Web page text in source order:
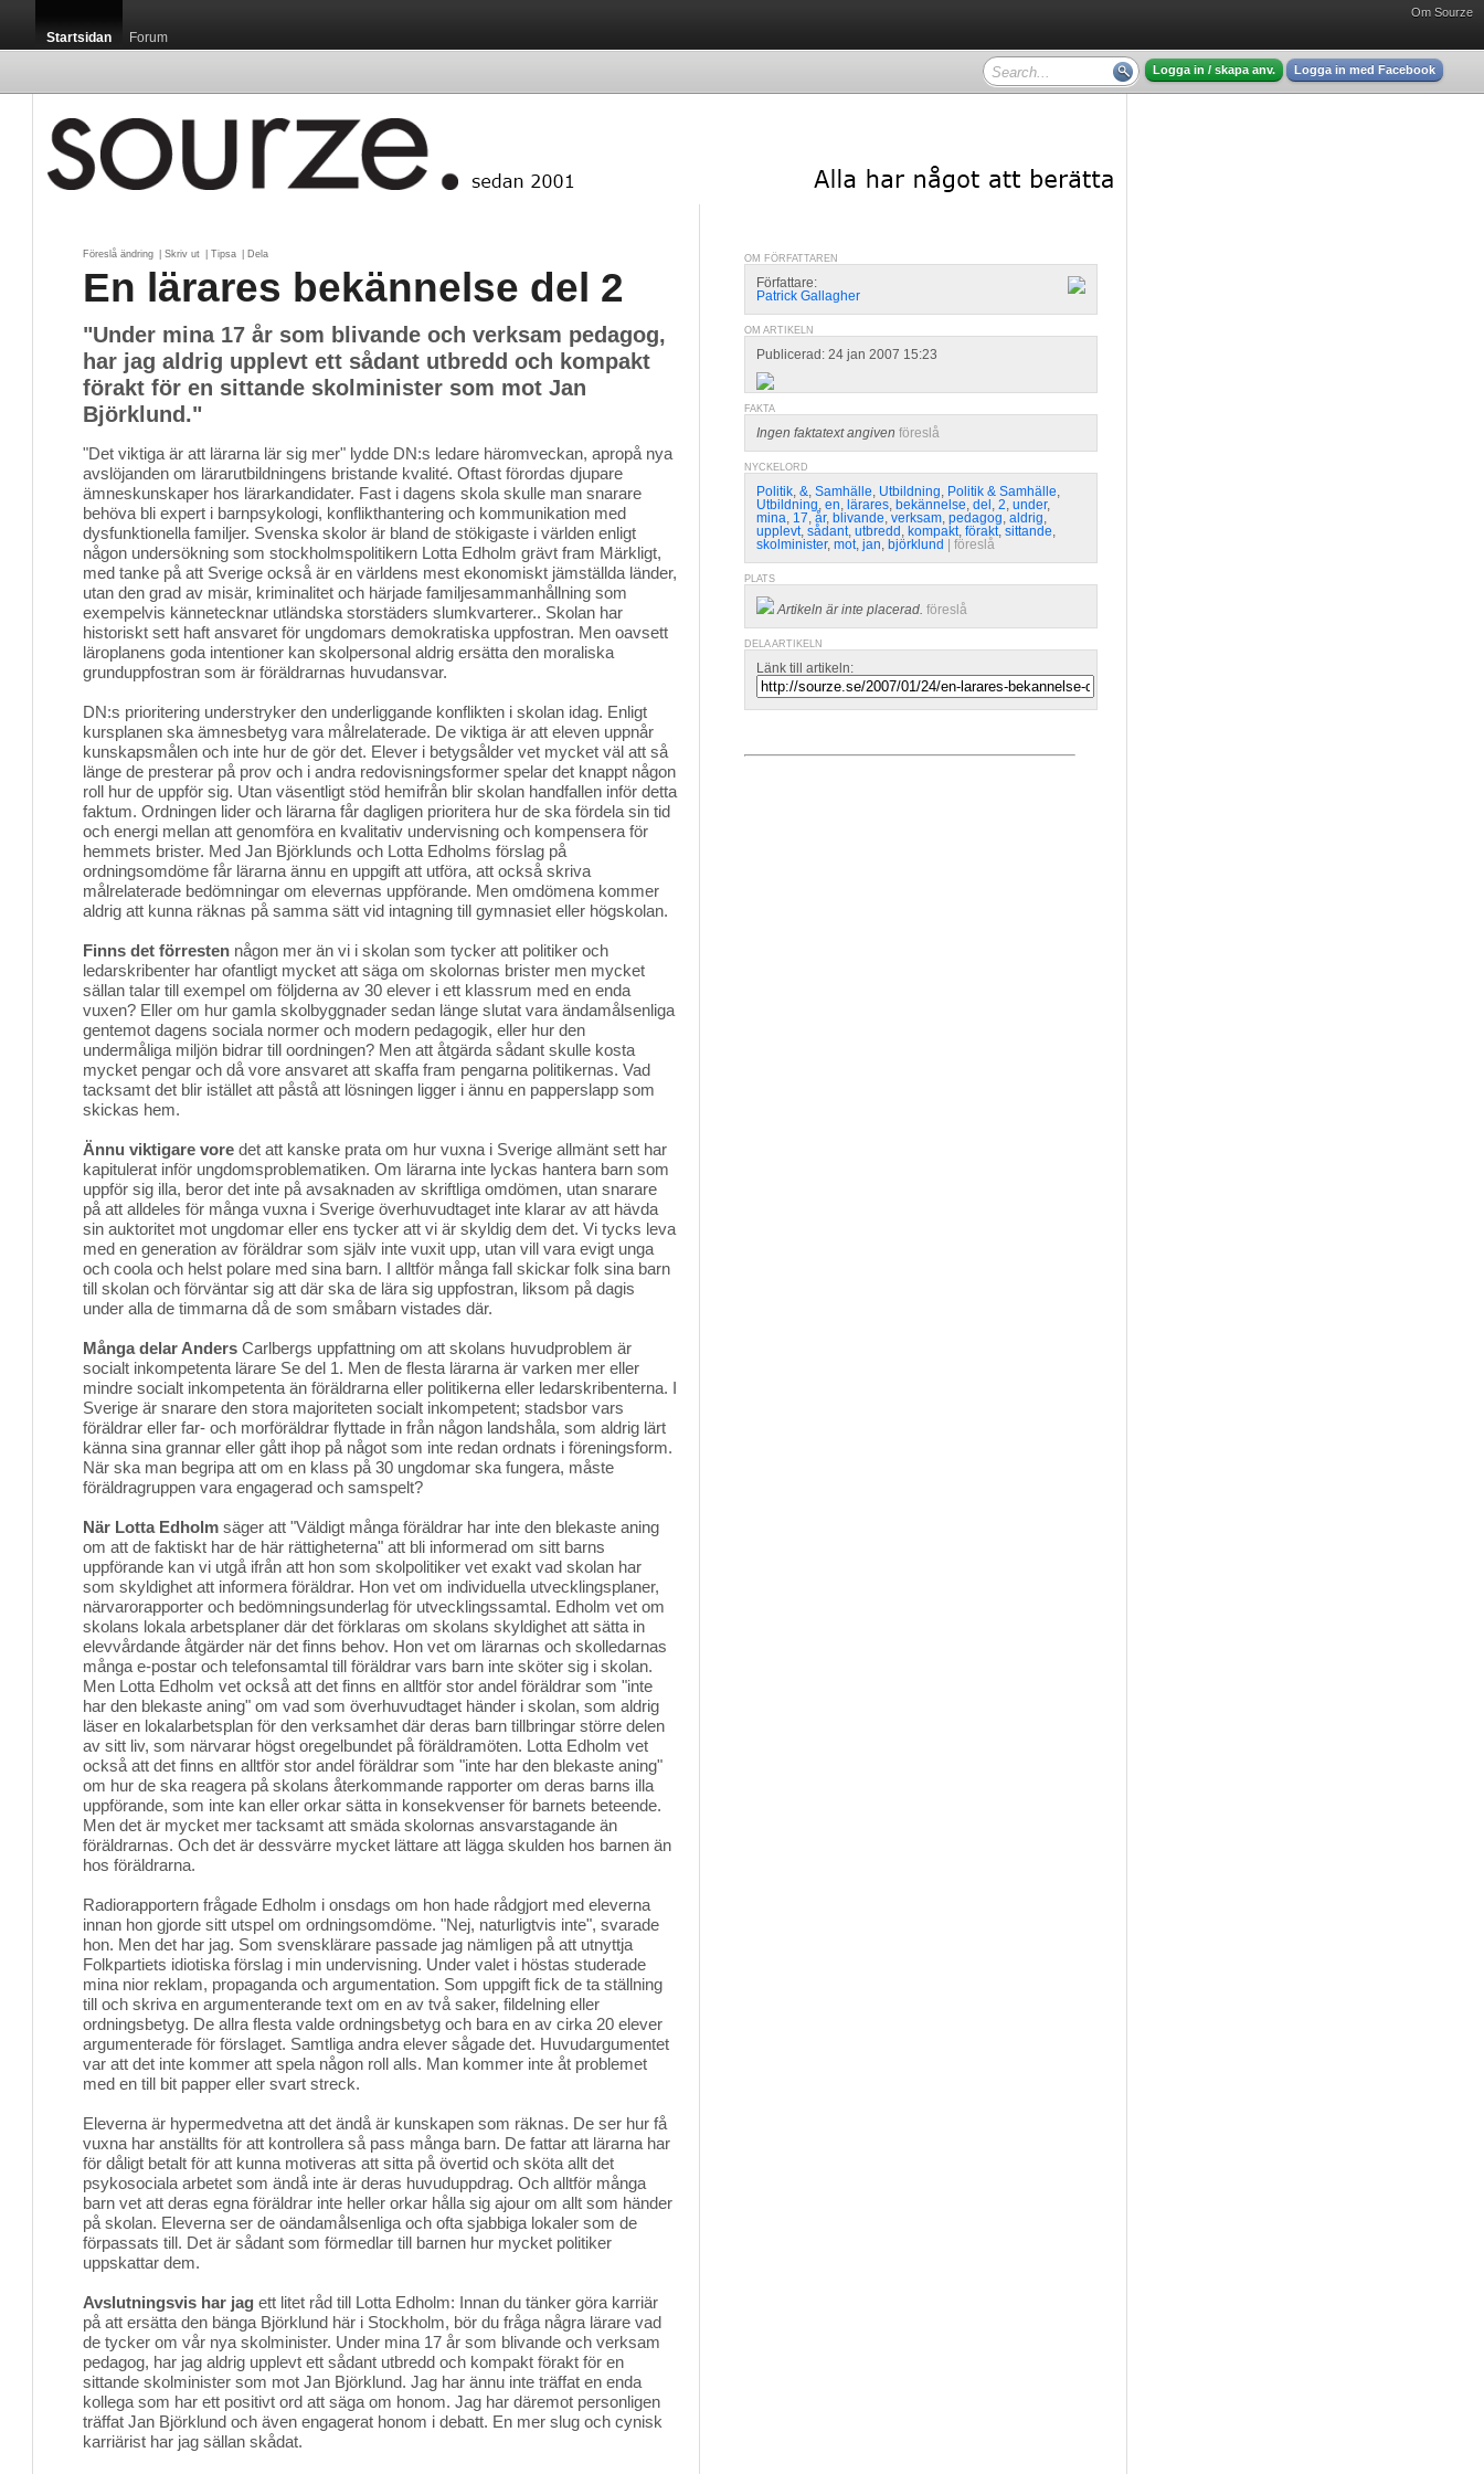
Om Sourze
Startsidan Forum
Logga in / skapa anv. Logga in med Facebook
Föreslå ändring Skriv ut Tipsa Dela
En lärares bekännelse del 2
"Under mina 17 år som blivande och verksam pedagog,
har jag aldrig upplevt ett sådant utbredd och kompakt
förakt för en sittande skolminister som mot Jan
Björklund."
"Det viktiga är att lärarna lär sig mer" lydde DN:s ledare häromveckan, apropå nya
avslöjanden om lärarutbildningens bristande kvalité. Oftast förordas djupare
ämneskunskaper hos lärarkandidater. Fast i dagens skola skulle man snarare
behöva bli expert i barnpsykologi, konflikthantering och kommunikation med
dysfunktionella familjer. Svenska skolor är bland de stökigaste i världen enligt
någon undersökning som stockholmspolitikern Lotta Edholm grävt fram Märkligt,
med tanke på att Sverige också är en världens mest ekonomiskt jämställda länder,
utan den grad av misär, kriminalitet och härjade familjesammanhållning som
exempelvis kännetecknar utländska storstäders slumkvarterer.. Skolan har
historiskt sett haft ansvaret för ungdomars demokratiska uppfostran. Men oavsett
läroplanens goda intentioner kan skolpersonal aldrig ersätta den moraliska
grunduppfostran som är föräldrarnas huvudansvar.
DN:s prioritering understryker den underliggande konflikten i skolan idag. Enligt
kursplanen ska ämnesbetyg vara målrelaterade. De viktiga är att eleven uppnår
kunskapsmålen och inte hur de gör det. Elever i betygsålder vet mycket väl att så
länge de presterar på prov och i andra redovisningsformer spelar det knappt någon
roll hur de uppför sig. Utan väsentligt stöd hemifrån blir skolan handfallen inför detta
faktum. Ordningen lider och lärarna får dagligen prioritera hur de ska fördela sin tid
och energi mellan att genomföra en kvalitativ undervisning och kompensera för
hemmets brister. Med Jan Björklunds och Lotta Edholms förslag på
ordningsomdöme får lärarna ännu en uppgift att utföra, att också skriva
målrelaterade bedömningar om elevernas uppförande. Men omdömena kommer
aldrig att kunna räknas på samma sätt vid intagning till gymnasiet eller högskolan.
Finns det förresten någon mer än vi i skolan som tycker att politiker och
ledarskribenter har ofantligt mycket att säga om skolornas brister men mycket
sällan talar till exempel om följderna av 30 elever i ett klassrum med en enda
vuxen? Eller om hur gamla skolbyggnader sedan länge slutat vara ändamålsenliga
gentemot dagens sociala normer och modern pedagogik, eller hur den
undermåliga miljön bidrar till oordningen? Men att åtgärda sådant skulle kosta
mycket pengar och då vore ansvaret att skaffa fram pengarna politikernas. Vad
tacksamt det blir istället att påstå att lösningen ligger i ännu en papperslapp som
skickas hem.
Ännu viktigare vore det att kanske prata om hur vuxna i Sverige allmänt sett har
kapitulerat inför ungdomsproblematiken. Om lärarna inte lyckas hantera barn som
uppför sig illa, beror det inte på avsaknaden av skriftliga omdömen, utan snarare
på att alldeles för många vuxna i Sverige överhuvudtaget inte klarar av att hävda
sin auktoritet mot ungdomar eller ens tycker att vi är skyldig dem det. Vi tycks leva
med en generation av föräldrar som själv inte vuxit upp, utan vill vara evigt unga
och coola och helst polare med sina barn. I alltför många fall skickar folk sina barn
till skolan och förväntar sig att där ska de lära sig uppfostran, liksom på dagis
under alla de timmarna då de som småbarn vistades där.
Många delar Anders Carlbergs uppfattning om att skolans huvudproblem är
socialt inkompetenta lärare Se del 1. Men de flesta lärarna är varken mer eller
mindre socialt inkompetenta än föräldrarna eller politikerna eller ledarskribenterna. I
Sverige är snarare den stora majoriteten socialt inkompetent; stadsbor vars
föräldrar eller far- och morföräldrar flyttade in från någon landshåla, som aldrig lärt
känna sina grannar eller gått ihop på något som inte redan ordnats i föreningsform.
När ska man begripa att om en klass på 30 ungdomar ska fungera, måste
föräldragruppen vara engagerad och samspelt?
När Lotta Edholm säger att "Väldigt många föräldrar har inte den blekaste aning
om att de faktiskt har de här rättigheterna" att bli informerad om sitt barns
uppförande kan vi utgå ifrån att hon som skolpolitiker vet exakt vad skolan har
som skyldighet att informera föräldrar. Hon vet om individuella utvecklingsplaner,
närvarorapporter och bedömningsunderlag för utvecklingssamtal. Edholm vet om
skolans lokala arbetsplaner där det förklaras om skolans skyldighet att sätta in
elevvårdande åtgärder när det finns behov. Hon vet om lärarnas och skolledarnas
många e-postar och telefonsamtal till föräldrar vars barn inte sköter sig i skolan.
Men Lotta Edholm vet också att det finns en alltför stor andel föräldrar som "inte
har den blekaste aning" om vad som överhuvudtaget händer i skolan, som aldrig
läser en lokalarbetsplan för den verksamhet där deras barn tillbringar större delen
av sitt liv, som närvarar högst oregelbundet på föräldramöten. Lotta Edholm vet
också att det finns en alltför stor andel föräldrar som "inte har den blekaste aning"
om hur de ska reagera på skolans återkommande rapporter om deras barns illa
uppförande, som inte kan eller orkar sätta in konsekvenser för barnets beteende.
Men det är mycket mer tacksamt att smäda skolornas ansvarstagande än
föräldrarnas. Och det är dessvärre mycket lättare att lägga skulden hos barnen än
hos föräldrarna.
Radiorapportern frågade Edholm i onsdags om hon hade rådgjort med eleverna
innan hon gjorde sitt utspel om ordningsomdöme. "Nej, naturligtvis inte", svarade
hon. Men det har jag. Som svensklärare passade jag nämligen på att utnyttja
Folkpartiets idiotiska förslag i min undervisning. Under valet i höstas studerade
mina nior reklam, propaganda och argumentation. Som uppgift fick de ta ställning
till och skriva en argumenterande text om en av två saker, fildelning eller
ordningsbetyg. De allra flesta valde ordningsbetyg och bara en av cirka 20 elever
argumenterade för förslaget. Samtliga andra elever sågade det. Huvudargumentet
var att det inte kommer att spela någon roll alls. Man kommer inte åt problemet
med en till bit papper eller svart streck.
Eleverna är hypermedvetna att det ändå är kunskapen som räknas. De ser hur få
vuxna har anställts för att kontrollera så pass många barn. De fattar att lärarna har
för dåligt betalt för att kunna motiveras att sitta på övertid och sköta allt det
psykosociala arbetet som ändå inte är deras huvuduppdrag. Och alltför många
barn vet att deras egna föräldrar inte heller orkar hålla sig ajour om allt som händer
på skolan. Eleverna ser de oändamålsenliga och ofta sjabbiga lokaler som de
förpassats till. Det är sådant som förmedlar till barnen hur mycket politiker
uppskattar dem.
Avslutningsvis har jag ett litet råd till Lotta Edholm: Innan du tänker göra karriär
på att ersätta den bänga Björklund här i Stockholm, bör du fråga några lärare vad
de tycker om vår nya skolminister. Under mina 17 år som blivande och verksam
pedagog, har jag aldrig upplevt ett sådant utbredd och kompakt förakt för en
sittande skolminister som mot Jan Björklund. Jag har ännu inte träffat en enda
kollega som har ett positivt ord att säga om honom. Jag har däremot personligen
träffat Jan Björklund och även engagerat honom i debatt. En mer slug och cynisk
karriärist har jag sällan skådat.
OM FÖRFATTAREN
Författare:
Patrick Gallagher
OM ARTIKELN
Publicerad: 24 jan 2007 15:23
FAKTA
Ingen faktatext angiven föreslå
NYCKELORD
Politik, &, Samhälle, Utbildning, Politik & Samhälle,
Utbildning, en, lärares, bekännelse, del , 2, under,
mina, 17, år, blivande, verksam, pedagog, aldrig,
upplevt, sådant, utbredd , kompakt, förakt, sittande,
skolminister, mot, jan, björklund föreslå
PLATS
Artikeln är inte placerad. föreslå
DELA ARTIKELN
Länk till artikeln: